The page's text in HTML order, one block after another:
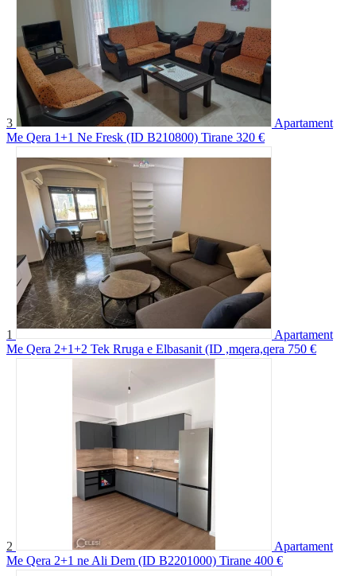
3
Apartament
Me Qera 1+1 Ne Fresk (ID B210800) Tirane 320 €
1
Apartament
Me Qera 2+1+2 Tek Rruga e Elbasanit (ID ,mqera,qera 750 €
2
Apartament
Me Qera 2+1 ne Ali Dem (ID B2201000) Tirane 400 €